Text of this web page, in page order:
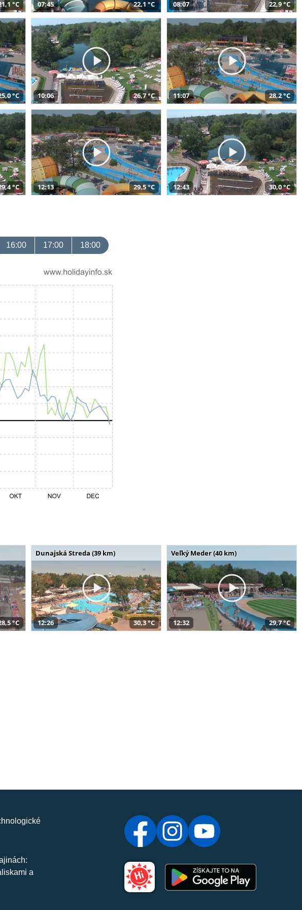
°C 07:45 22,1 °C 08:07 22,9 °C
°C 10:06 26,7 °C 11:07 28,2 °C
°C 12:13 29,5 °C 12:43 30,0 °C
16:00 17:00 18:00
°C
Dunajská Streda (39 km)
12:26 30,3 °C
Veľký Meder (40 km)
12:32 29,7 °C
a